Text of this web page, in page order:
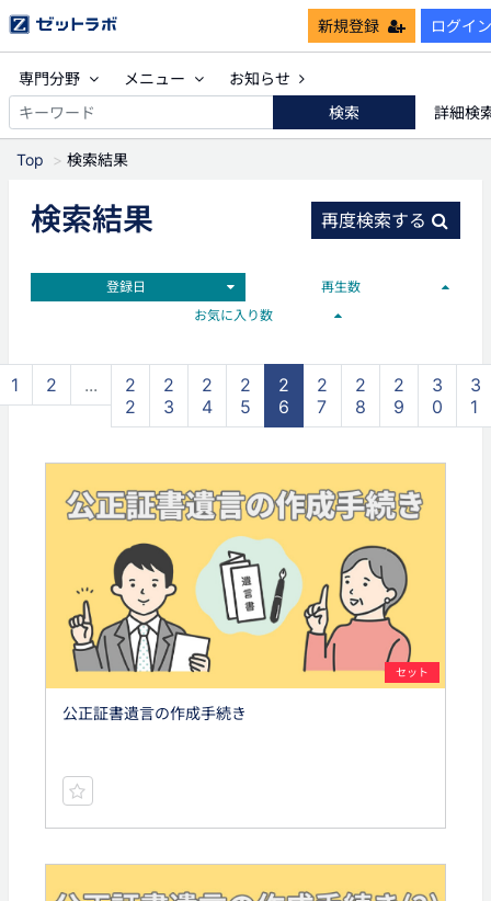
新規登録 ログイン
専門分野 メニュー
お知らせ
検索
詳細検
Top 検索結果
検索結果 再度検索する
登録日
再生数
お気に入り数
1 2 ...
2
2
2
3
2
4
2
5
2
6
2
7
2
8
2
9
3
0
3
1
セット
公正証書遺言の作成手続き